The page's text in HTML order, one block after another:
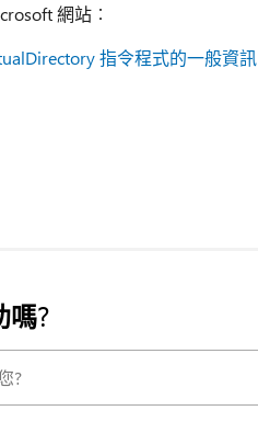
網站︰
指令程式的一般資訊
嗎?